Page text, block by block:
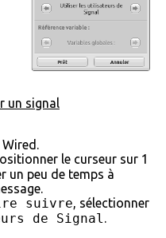
un signal
le curseur sur 1
un peu de temps à
suivre, sélectionner
de Signal.